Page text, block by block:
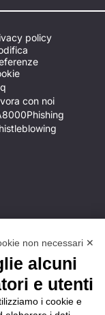
policy
con noi
Phishing
non necessari ✕
alcuni
e utenti
i cookie e